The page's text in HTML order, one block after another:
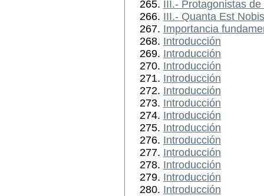
III.- Protagonistas
III.- Quanta Est
Importancia
Introducción
Introducción
Introducción
Introducción
Introducción
Introducción
Introducción
Introducción
Introducción
Introducción
Introducción
Introducción
Introducción